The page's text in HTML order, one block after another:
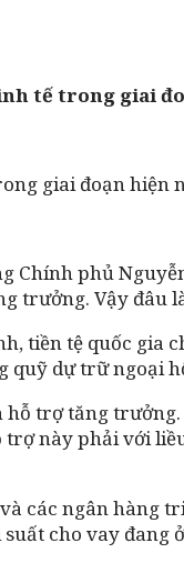
tế trong giai
giai đoạn hiện
phủ
trưởng. Vậy đâu
tiền tệ quốc gia
quỹ dự trữ ngoại
trợ tăng
này phải với
các ngân hàng
cho vay